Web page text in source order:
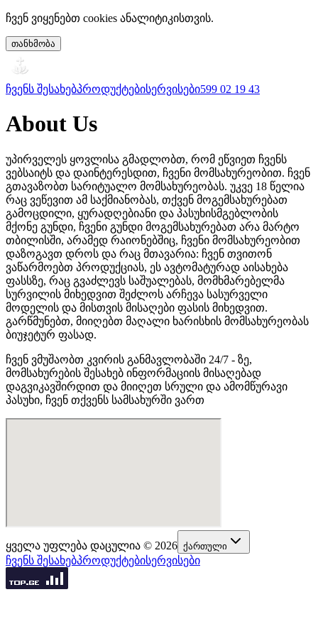
ჩვენ ვიყენებთ cookies ანალიტიკისთვის.
თანხმობა
ჩვენს შესახებპროდუქტებისერვისები599 02 19 43
About Us
უპირველეს ყოვლისა გმადლობთ, რომ ეწვიეთ ჩვენს
ვებსაიტს და დაინტერესდით, ჩვენი მომსახურეობით. ჩვენ
გთავაზობთ სარიტუალო მომსახურეობას. უკვე 18 წელია
რაც ვეწევით ამ საქმიანობას, თქვენ მოგემსახურებათ
გამოცდილი, ყურადღებიანი და პასუხისმგებლობის
მქონე გუნდი, ჩვენი გუნდი მოგემსახურებათ არა მარტო
თბილისში, არამედ რაიონებშიც, ჩვენი მომსახურეობით
დაზოგავთ დროს და რაც მთავარია: ჩვენ თვითონ
ვაწარმოებთ პროდუქციას, ეს ავტომატურად აისახება
ფასსზე, რაც გვაძლევს საშუალებას, მომხმარებელმა
სურვილის მიხედვით შეძლოს არჩევა სასურველი
მოდელის და მისთვის მისაღები ფასის მიხედვით.
გარწმუნებთ, მიიღებთ მაღალი ხარისხის მომსახურეობას
ბიუჯეტურ ფასად.
ჩვენ ვმუშაობთ კვირის განმავლობაში 24/7 - ზე,
მომსახურების შესახებ ინფორმაციის მისაღებად
დაგვიკავშირდით და მიიღეთ სრული და ამომწურავი
პასუხი, ჩვენ თქვენს სამსახურში ვართ
ყველა უფლება დაცულია © 2026 ქართული
ჩვენს შესახებპროდუქტებისერვისები